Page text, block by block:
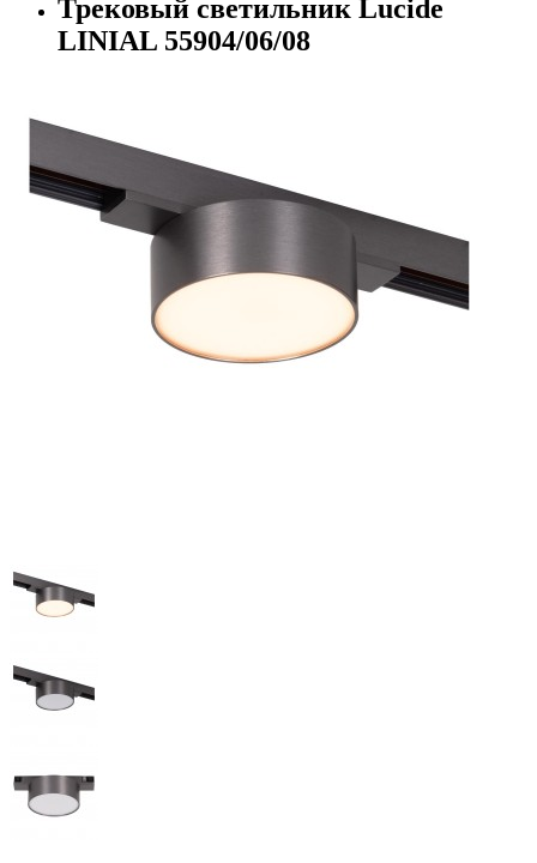
Трековый светильник Lucide
LINIAL 55904/06/08